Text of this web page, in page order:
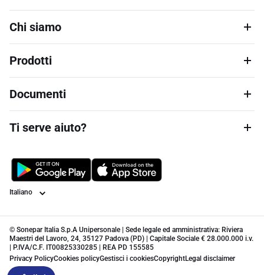
Chi siamo
Prodotti
Documenti
Ti serve aiuto?
Lingua
© Sonepar Italia S.p.A Unipersonale | Sede legale ed amministrativa: Riviera
Maestri del Lavoro, 24, 35127 Padova (PD) | Capitale Sociale € 28.000.000 i.v.
| P.IVA/C.F. IT00825330285 | REA PD 155585
Privacy PolicyCookies policyGestisci i cookiesCopyrightLegal disclaimer